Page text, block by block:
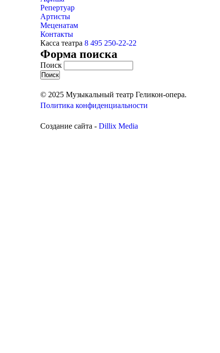
Репертуар
Артисты
Меценатам
Контакты
Касса театра 8 495 250-22-22
Форма поиска
Поиск
© 2025 Музыкальный театр Геликон-опера.
Политика конфиденциальности
Создание сайта - Dillix Media